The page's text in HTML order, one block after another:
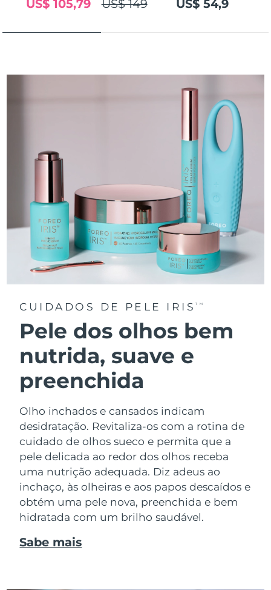
US$ 149
US$ 105,79 US$ 54,9
CUIDADOS DE PELE IRISTM
Pele dos olhos bem
nutrida, suave e
preenchida
Olho inchados e cansados indicam
desidratação. Revitaliza-os com a rotina de
cuidado de olhos sueco e permita que a
pele delicada ao redor dos olhos receba
uma nutrição adequada. Diz adeus ao
inchaço, às olheiras e aos papos descaídos e
obtém uma pele nova, preenchida e bem
hidratada com um brilho saudável.
Sabe mais